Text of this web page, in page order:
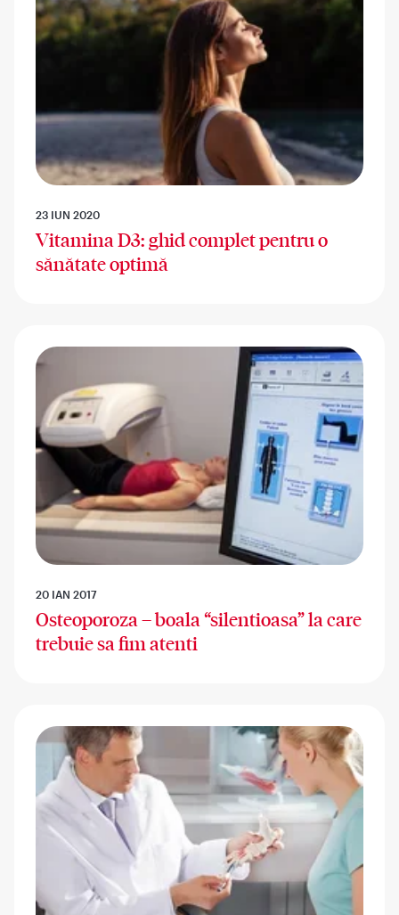
23 IUN 2020
Vitamina D3: ghid complet pentru o
sănătate optimă
20 IAN 2017
Osteoporoza – boala “silentioasa” la care
trebuie sa fim atenti